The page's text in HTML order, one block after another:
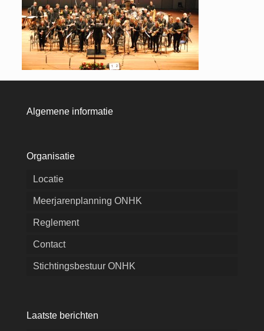
Algemene informatie
Organisatie
Locatie
Meerjarenplanning ONHK
Reglement
Contact
Stichtingsbestuur ONHK
Laatste berichten